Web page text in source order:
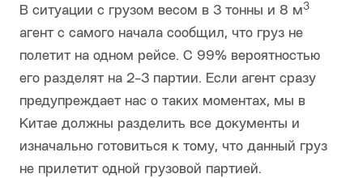
В ситуации с грузом весом в 3 тонны и 8 м3
агент с самого начала сообщил, что груз не
полетит на одном рейсе. С 99% вероятностью
его разделят на 2-3 партии. Если агент сразу
предупреждает нас о таких моментах, мы в
Китае должны разделить все документы и
изначально готовиться к тому, что данный груз
не прилетит одной грузовой партией.